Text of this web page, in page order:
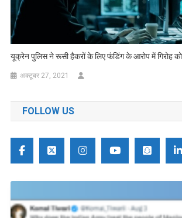
यूक्रेन पुलिस ने रूसी हैकरों के लिए फंडिंग के आरोप में गिरोह को
अक्टूबर 27, 2021
FOLLOW US